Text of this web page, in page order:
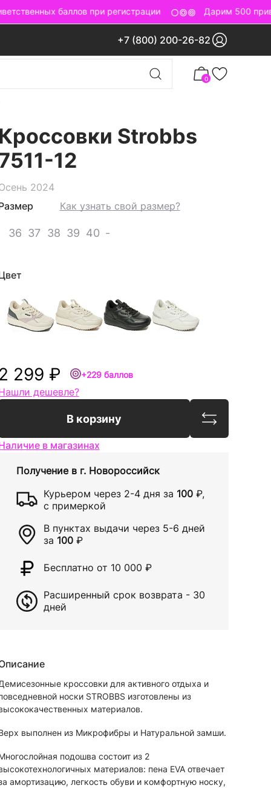
баллов при регистрации Дарим 500
+7 (800) 200-26-82
0
Кроссовки Strobbs
12
2024
Как узнать свой размер?
36 37 38 39 40 -
2 299 ₽ +229 баллов
дешевле?
В корзину Сравнить
в магазинах
Получение в г. Новороссийск
Курьером через 2-4 дня за 100 ₽,
с примеркой
В пунктах выдачи через 5-6 дней
за 100 ₽
Бесплатно от 10 000 ₽
Расширенный срок возврата - 30
дней
кроссовки для активного отдыха и
носки STROBBS изготовлены из
материалов.
выполнен из Микрофибры и Натуральной замши.
подошва состоит из 2
материалов: пена EVA отвечает
амортизацию, легкость обуви и комфортную носку,